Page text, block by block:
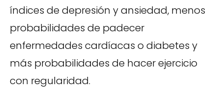
índices de depresión y ansiedad, menos
probabilidades de padecer
enfermedades cardíacas o diabetes y
más probabilidades de hacer ejercicio
con regularidad.